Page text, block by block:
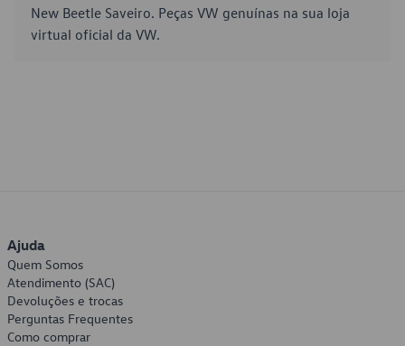
New Beetle Saveiro. Peças VW genuínas na sua loja
virtual oficial da VW.
Ajuda
Quem Somos
Atendimento (SAC)
Devoluções e trocas
Perguntas Frequentes
Como comprar